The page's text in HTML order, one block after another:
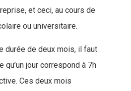
et ceci, au cours de
ou universitaire.
durée de deux mois, il faut
qu’un jour correspond à 7h
Ces deux mois